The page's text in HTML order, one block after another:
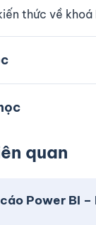
thức về khoá
quan
Power BI –